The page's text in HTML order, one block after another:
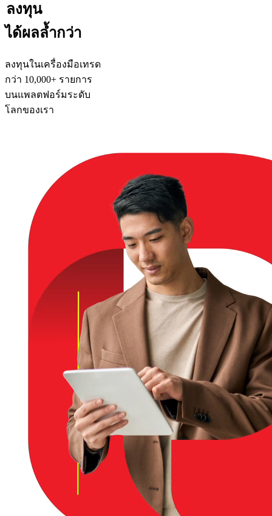
ลงทุน
ได้ผลล้ำกว่า
ลงทุนในเครื่องมือเทรด
กว่า 10,000+ รายการ
บนแพลตฟอร์มระดับ
โลกของเรา